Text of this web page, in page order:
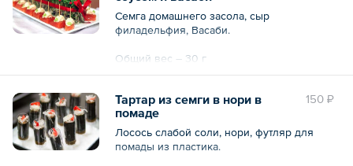
Семга домашнего засола, сыр
филадельфия, Васаби.
Общий вес – 30 г
150 ₽
Тартар из семги в нори в
помаде
Лосось слабой соли, нори, футляр для
помады из пластика.